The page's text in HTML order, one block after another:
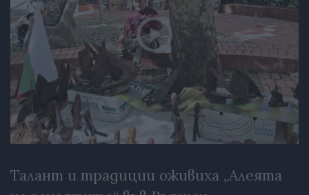
Талант и традиции оживиха „Алеята